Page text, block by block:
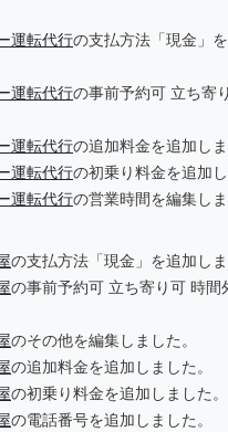
運転代行の支払方法「現金」
運転代行の事前予約可 立ち寄
運転代行の追加料金を追加しま
運転代行の初乗り料金を追加し
運転代行の営業時間を編集しま
の支払方法「現金」を追加しま
の事前予約可 立ち寄り可 時間
のその他を編集しました。
の追加料金を追加しました。
の初乗り料金を追加しました。
の電話番号を追加しました。